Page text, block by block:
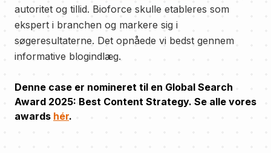
autoritet og tillid. Bioforce skulle etableres som
ekspert i branchen og markere sig i
søgeresultaterne. Det opnåede vi bedst gennem
informative blogindlæg.
Denne case er nomineret til en Global Search
Award 2025: Best Content Strategy. Se alle vores
awards hér.